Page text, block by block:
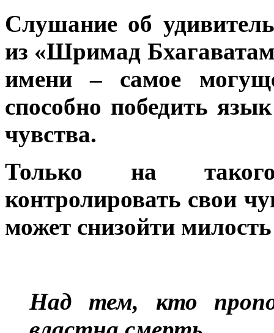
Слушание об
из «Шримад
имени – самое
способно победить
чувства.
Только на такого
контролировать свои
может снизойти
Над тем, кто